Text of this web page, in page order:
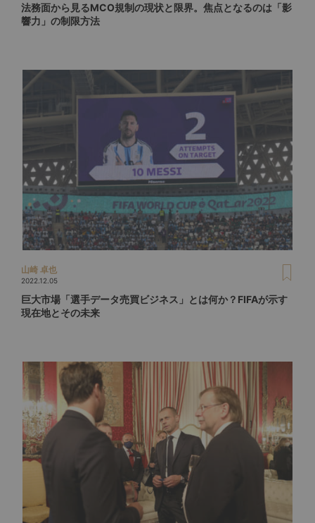
法務面から見るMCO規制の現状と限界。焦点となるのは「影
響力」の制限方法
山崎 卓也
2022.12.05
巨大市場「選手データ売買ビジネス」とは何か？FIFAが示す
現在地とその未来